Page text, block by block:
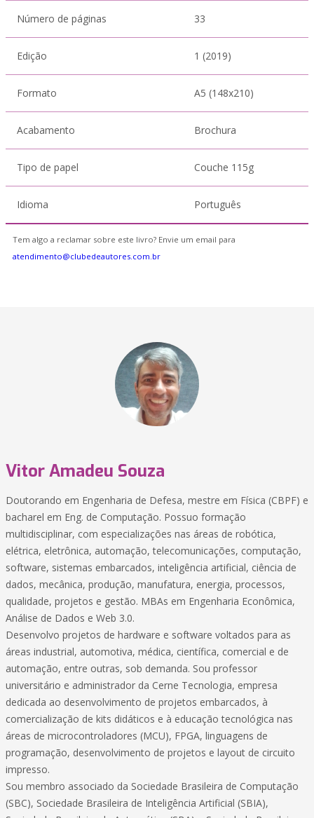
Número de páginas 33
Edição 1 (2019)
Formato A5 (148x210)
Acabamento Brochura
Tipo de papel Couche 115g
Idioma Português
Tem algo a reclamar sobre este livro? Envie um email para
atendimento@clubedeautores.com.br
Vitor Amadeu Souza
Doutorando em Engenharia de Defesa, mestre em Física (CBPF) e
bacharel em Eng. de Computação. Possuo formação
multidisciplinar, com especializações nas áreas de robótica,
elétrica, eletrônica, automação, telecomunicações, computação,
software, sistemas embarcados, inteligência artificial, ciência de
dados, mecânica, produção, manufatura, energia, processos,
qualidade, projetos e gestão. MBAs em Engenharia Econômica,
Análise de Dados e Web 3.0.
Desenvolvo projetos de hardware e software voltados para as
áreas industrial, automotiva, médica, científica, comercial e de
automação, entre outras, sob demanda. Sou professor
universitário e administrador da Cerne Tecnologia, empresa
dedicada ao desenvolvimento de projetos embarcados, à
comercialização de kits didáticos e à educação tecnológica nas
áreas de microcontroladores (MCU), FPGA, linguagens de
programação, desenvolvimento de projetos e layout de circuito
impresso.
Sou membro associado da Sociedade Brasileira de Computação
(SBC), Sociedade Brasileira de Inteligência Artificial (SBIA),